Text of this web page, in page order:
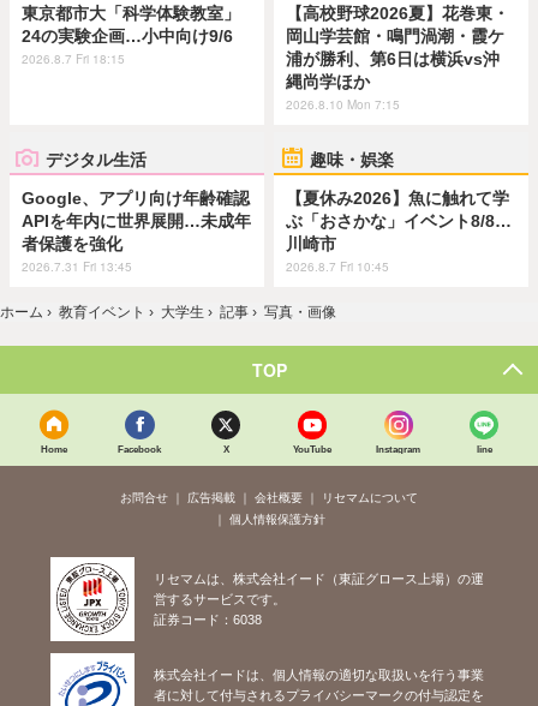
東京都市大「科学体験教室」
24の実験企画…小中向け9/6
2026.8.7 Fri 18:15
【高校野球2026夏】花巻東・
岡山学芸館・鳴門渦潮・霞ケ
浦が勝利、第6日は横浜vs沖
縄尚学ほか
2026.8.10 Mon 7:15
デジタル生活
Google、アプリ向け年齢確認
APIを年内に世界展開…未成年
者保護を強化
2026.7.31 Fri 13:45
趣味・娯楽
【夏休み2026】魚に触れて学
ぶ「おさかな」イベント8/8…
川崎市
2026.8.7 Fri 10:45
ホーム › 教育イベント › 大学生 › 記事 › 写真・画像
TOP
Home Facebook X YouTube Instagram line
お問合せ 広告掲載 会社概要
リセマムについて
個人情報保護方針
リセマムは、株式会社イード（東証グロース上場）の運
営するサービスです。
証券コード：6038
株式会社イードは、個人情報の適切な取扱いを行う事業
者に対して付与されるプライバシーマークの付与認定を